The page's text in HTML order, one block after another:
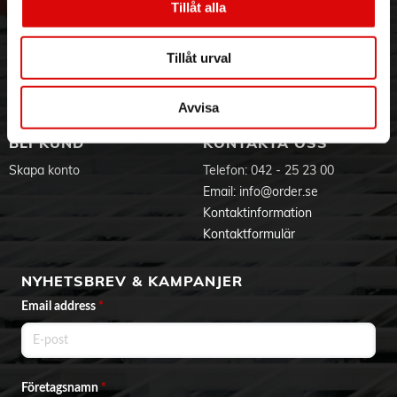
Tillåt alla
Tillåt urval
Avvisa
Visselblåsning
Aktuellt på Order
Ansökan om RMA
Godsefterlysning & Felleverans
Integritetspolicy
Om cookies
BLI KUND
Skapa konto
KONTAKTA OSS
Telefon: 042 - 25 23 00
Email: info@order.se
Kontaktinformation
Kontaktformulär
NYHETSBREV & KAMPANJER
Email address *
Företagsnamn*